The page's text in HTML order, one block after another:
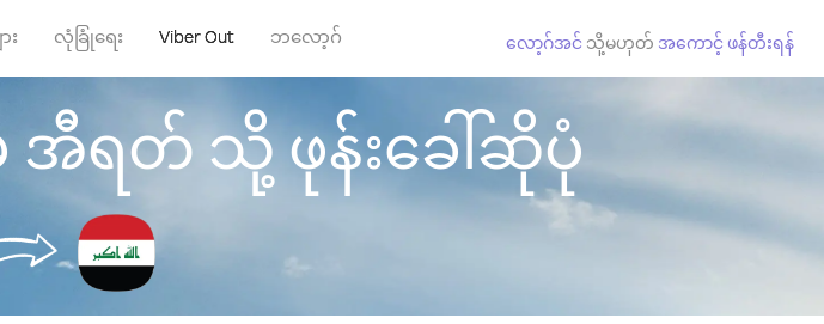
း လုံခြုံရေး Viber Out ဘလော့ဂ် လော့ဂ်အင် သို့မဟုတ် အကောင့် ဖန်တီးရန်
ရတ် သို့ ဖုန်းခေါ်ဆိုပုံ